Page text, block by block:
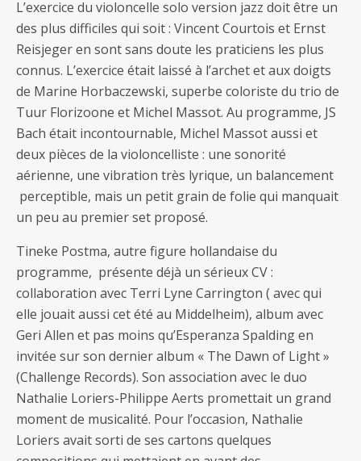
L’exercice du violoncelle solo version jazz doit être un
des plus difficiles qui soit : Vincent Courtois et Ernst
Reisjeger en sont sans doute les praticiens les plus
connus. L’exercice était laissé à l’archet et aux doigts
de Marine Horbaczewski, superbe coloriste du trio de
Tuur Florizoone et Michel Massot. Au programme, JS
Bach était incontournable, Michel Massot aussi et
deux pièces de la violoncelliste : une sonorité
aérienne, une vibration très lyrique, un balancement
perceptible, mais un petit grain de folie qui manquait
un peu au premier set proposé.
Tineke Postma, autre figure hollandaise du
programme, présente déjà un sérieux CV :
collaboration avec Terri Lyne Carrington ( avec qui
elle jouait aussi cet été au Middelheim), album avec
Geri Allen et pas moins qu’Esperanza Spalding en
invitée sur son dernier album « The Dawn of Light »
(Challenge Records). Son association avec le duo
Nathalie Loriers-Philippe Aerts promettait un grand
moment de musicalité. Pour l’occasion, Nathalie
Loriers avait sorti de ses cartons quelques